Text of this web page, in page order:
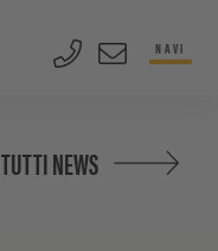
NAVI
TUTTI NEWS